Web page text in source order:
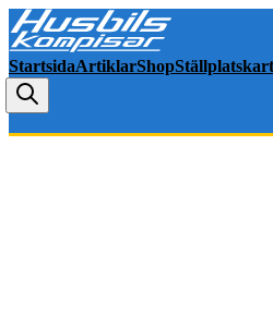
StartsidaArtiklarShop